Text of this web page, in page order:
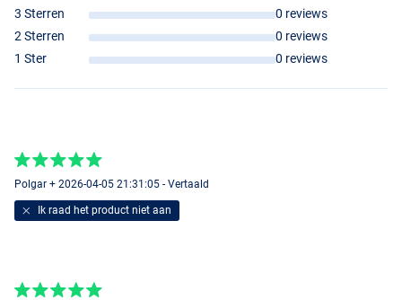
3 Sterren
0 reviews
2 Sterren
0 reviews
1 Ster
0 reviews
Polgar + 2026-04-05 21:31:05 - Vertaald
Ik raad het product niet aan